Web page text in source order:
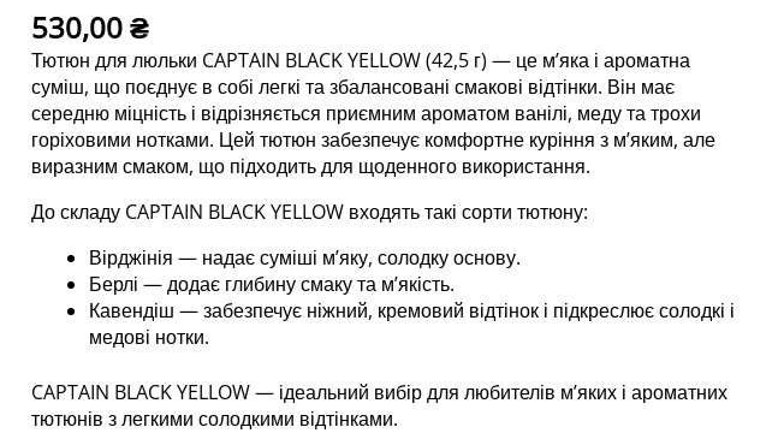
530,00₴
Тютюн для люльки CAPTAIN BLACK YELLOW (42,5 г) — це м’яка і ароматна
суміш, що поєднує в собі легкі та збалансовані смакові відтінки. Він має
середню міцність і відрізняється приємним ароматом ванілі, меду та трохи
горіховими нотками. Цей тютюн забезпечує комфортне куріння з м’яким, але
виразним смаком, що підходить для щоденного використання.
До складу CAPTAIN BLACK YELLOW входять такі сорти тютюну:
Вірджінія — надає суміші м’яку, солодку основу.
Берлі — додає глибину смаку та м’якість.
Кавендіш — забезпечує ніжний, кремовий відтінок і підкреслює солодкі і
медові нотки.
CAPTAIN BLACK YELLOW — ідеальний вибір для любителів м’яких і ароматних
тютюнів з легкими солодкими відтінками.